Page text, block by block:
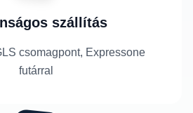
szállítás
csomagpont, Expressone
futárral